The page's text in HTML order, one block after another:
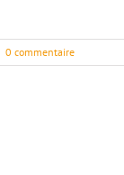
0 commentaire